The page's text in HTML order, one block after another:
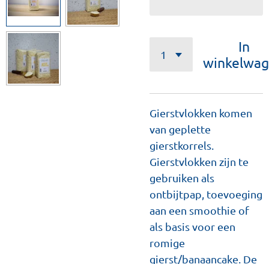
In
Gierstvlokken komen
van geplette
gierstkorrels.
Gierstvlokken zijn te
gebruiken als
ontbijtpap, toevoeging
aan een smoothie of
als basis voor een
romige
gierst/banaancake. De